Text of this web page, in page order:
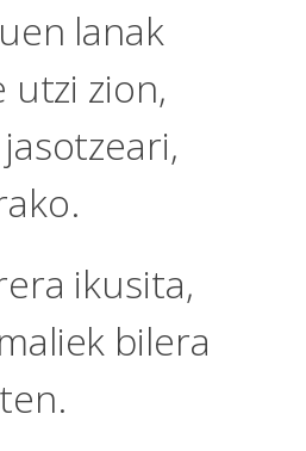
lanak
utzi zion,
ikusita,
bilera